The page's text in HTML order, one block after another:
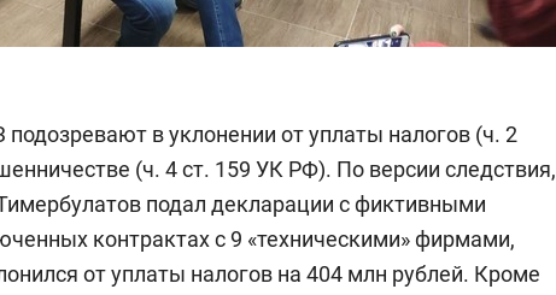
в уклонении от уплаты налогов (ч. 2
(ч. 4 ст. 159 УК РФ). По версии следствия,
подал декларации с фиктивными
контрактах с 9 «техническими» фирмами,
от уплаты налогов на 404 млн рублей. Кроме